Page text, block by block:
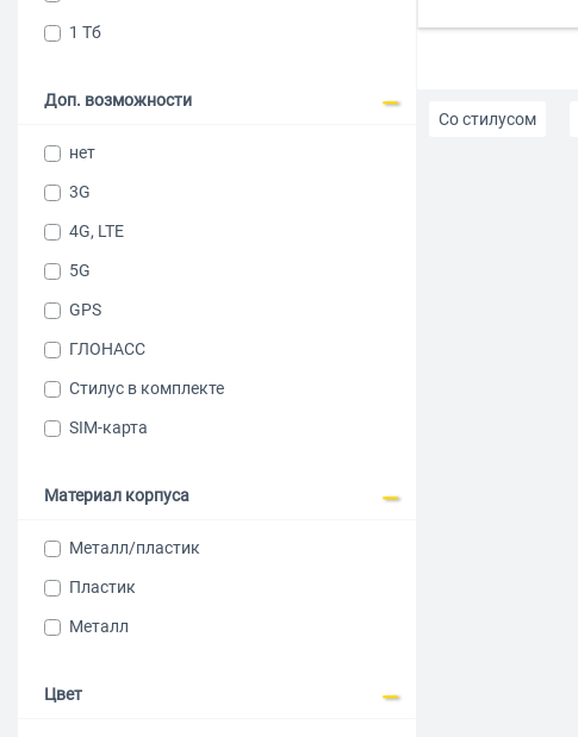
1 Тб
Доп. возможности
нет
3G
4G, LTE
5G
GPS
ГЛОНАСС
Стилус в комплекте
SIM-карта
Материал корпуса
Металл/пластик
Пластик
Металл
Цвет
Со стилусом